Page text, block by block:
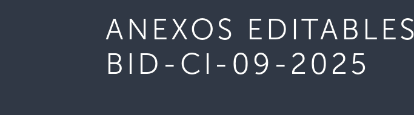
ANEXOS
BID-CI-09-2025